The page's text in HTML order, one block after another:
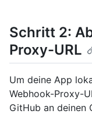
Schritt 2:
Proxy-URL
Um deine App
Webhook-Proxy-
GitHub an deinen